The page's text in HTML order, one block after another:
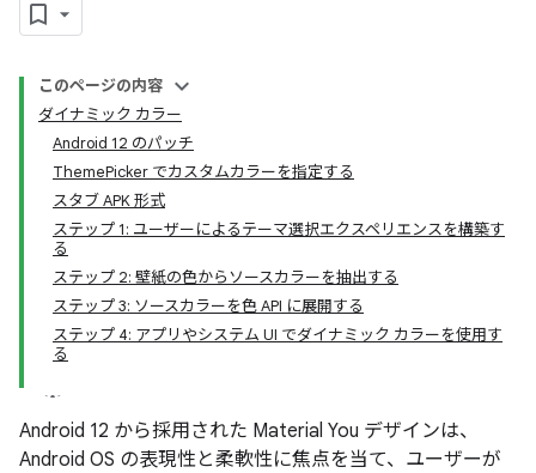
このページの内容
ダイナミック カラー
Android 12 のパッチ
ThemePicker でカスタムカラーを指定する
スタブ APK 形式
ステップ 1: ユーザーによるテーマ選択エクスペリエンスを構築す
る
ステップ 2: 壁紙の色からソースカラーを抽出する
ステップ 3: ソースカラーを色 API に展開する
ステップ 4: アプリやシステム UI でダイナミック カラーを使用す
る
Android 12 から採用された Material You デザインは、
Android OS の表現性と柔軟性に焦点を当て、ユーザーが